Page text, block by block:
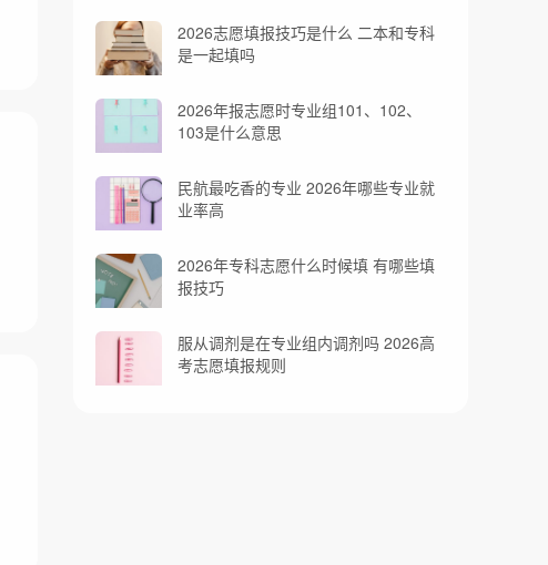
2026志愿填报技巧是什么 二本和专科
是一起填吗
2026年报志愿时专业组101、102、
103是什么意思
民航最吃香的专业 2026年哪些专业就
业率高
2026年专科志愿什么时候填 有哪些填
报技巧
服从调剂是在专业组内调剂吗 2026高
考志愿填报规则